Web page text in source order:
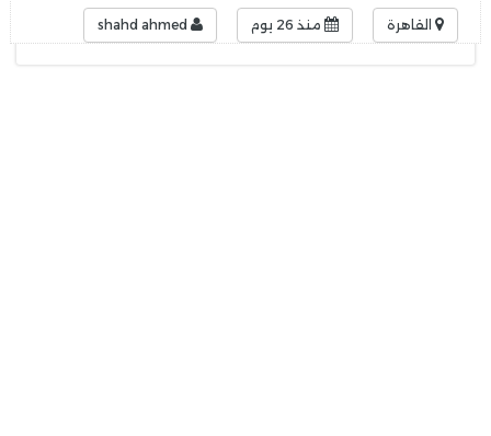
القاهرة منذ 26 يوم